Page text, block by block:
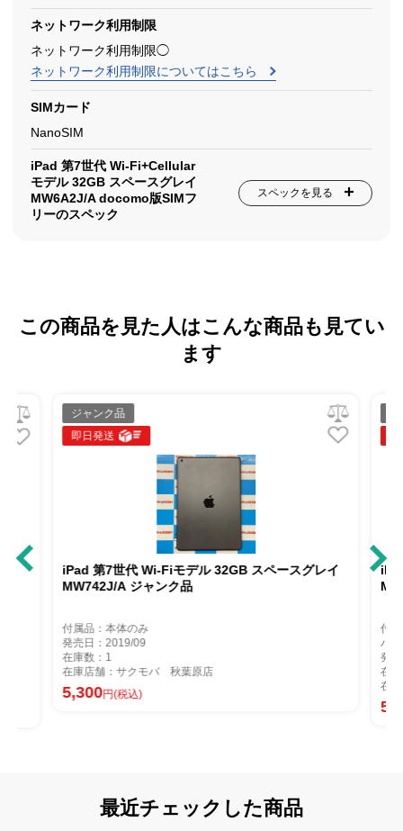
ネットワーク利用制限
ネットワーク利用制限◯
ネットワーク利用制限についてはこちら
SIMカード
NanoSIM
iPad 第7世代 Wi-Fi+Cellular
モデル 32GB スペースグレイ
MW6A2J/A docomo版SIMフ
リーのスペック
スペックを見る
この商品を見た人はこんな商品も見てい
ます
ジャンク品
即日発送
iPad 第7世代 Wi-Fiモデル 32GB スペースグレイ
MW742J/A ジャンク品
付属品：本体のみ
発売日：2019/09
在庫数：1
在庫店舗：サクモバ 秋葉原店
5,300円(税込)
付
バ
発
在
在
最近チェックした商品